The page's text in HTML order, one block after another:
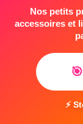
Nos petits
accessoires et
⚡